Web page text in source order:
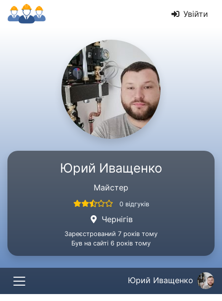
Увійти
Юрий Иващенко
Майстер
0 відгуків
Чернігів
Зареєстрований 7 років тому
Був на сайті 6 років тому
Юрий Иващенко